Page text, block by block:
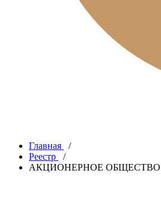
Главная
/
Реестр
/
АКЦИОНЕРНОЕ